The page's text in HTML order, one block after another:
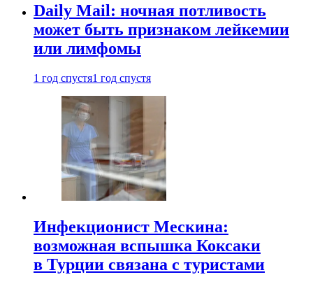
Daily Mail: ночная потливость
может быть признаком лейкемии
или лимфомы
1 год спустя1 год спустя
Инфекционист Мескина:
возможная вспышка Коксаки
в Турции связана с туристами